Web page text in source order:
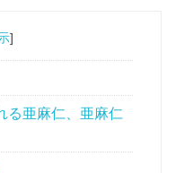
]
る亜麻仁、亜麻仁